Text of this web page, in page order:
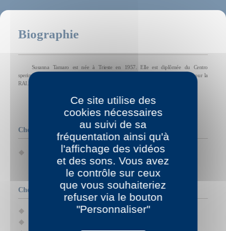
Biographie
Susanna Tamaro est née à Trieste en 1957. Elle est diplômée du Centro
sperimentale di cinematografia et a réalisé plusieurs documentaires scientifiques pour la
RAI. Son premier roman avait remporté le prix Elsa Morante.
Chez P.O.L
Pour voix seule
Chez d'autres éditeurs
Cœur de lardon, École des loisirs, 1995
Ce site utilise des
cookies nécessaires
au suivi de sa
fréquentation ainsi qu'à
l'affichage des vidéos
et des sons. Vous avez
le contrôle sur ceux
que vous souhaiteriez
refuser via le bouton
"Personnaliser"